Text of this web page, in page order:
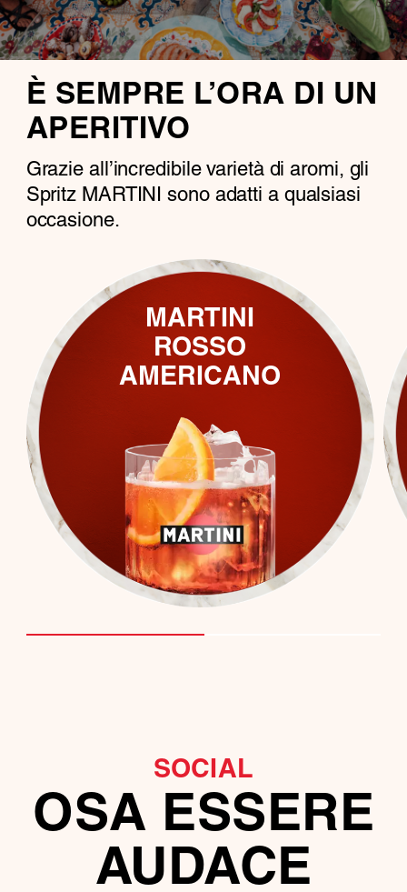
È SEMPRE L’ORA DI UN
APERITIVO
Grazie all’incredibile varietà di aromi, gli
Spritz MARTINI sono adatti a qualsiasi
occasione.
MARTINI
ROSSO
AMERICANO
SOCIAL
OSA ESSERE
AUDACE